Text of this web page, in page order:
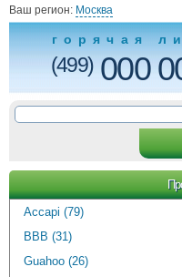
Ваш регион: Москва
горячая
(499)000
Accapi (79)
BBB (31)
Guahoo (26)